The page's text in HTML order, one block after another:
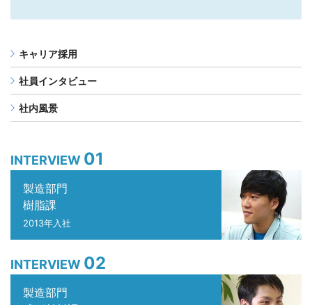
キャリア採用
社員インタビュー
社内風景
INTERVIEW 01
製造部門
樹脂課
2013年入社
INTERVIEW 02
製造部門